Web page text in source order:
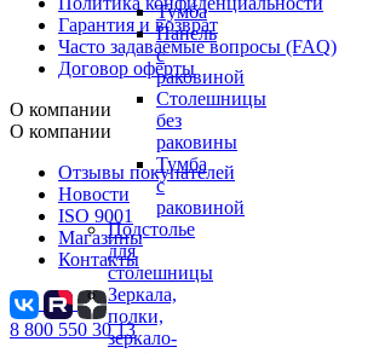
Тумба
Панель
с
раковиной
Столешницы
без
раковины
Тумба
с
раковиной
Подстолье
для
столешницы
Зеркала,
полки,
зеркало-
Гарантия и возврат
Часто задаваемые вопросы (FAQ)
Договор оферты
О компании
О компании
Отзывы покупателей
Новости
ISO 9001
Магазины
Контакты
8 800 550 30 13